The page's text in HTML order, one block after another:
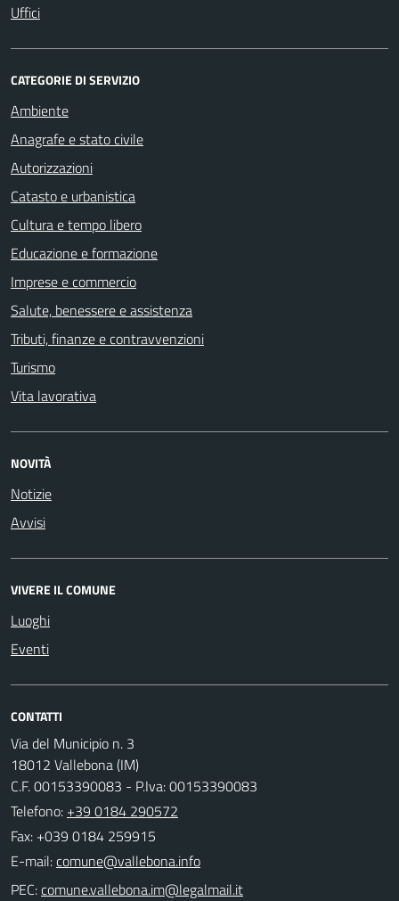
Uffici
CATEGORIE DI SERVIZIO
Ambiente
Anagrafe e stato civile
Autorizzazioni
Catasto e urbanistica
Cultura e tempo libero
Educazione e formazione
Imprese e commercio
Salute, benessere e assistenza
Tributi, finanze e contravvenzioni
Turismo
Vita lavorativa
NOVITÀ
Notizie
Avvisi
VIVERE IL COMUNE
Luoghi
Eventi
CONTATTI
Via del Municipio n. 3
18012 Vallebona (IM)
C.F. 00153390083 - P.Iva: 00153390083
Telefono: +39 0184 290572
Fax: +039 0184 259915
E-mail:
PEC: